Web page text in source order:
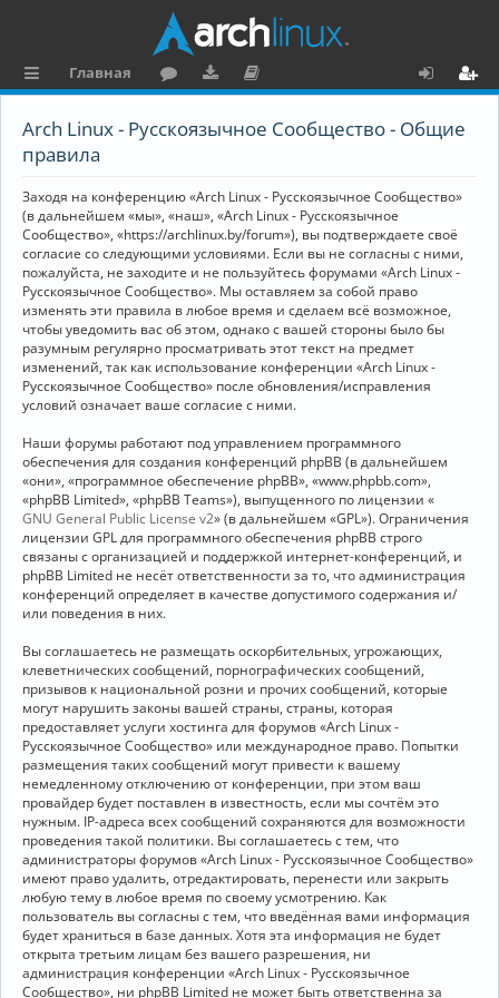
ы
к
и
Главная
ру
ру
и
ку
е
н
та
ц
и
я
о
Arch Linux - Русскоязычное Сообщество - Общие
правила
Заходя на конференцию «Arch Linux - Русскоязычное Сообщество»
(в дальнейшем «мы», «наш», «Arch Linux - Русскоязычное
Сообщество», «https://archlinux.by/forum»), вы подтверждаете своё
согласие со следующими условиями. Если вы не согласны с ними,
пожалуйста, не заходите и не пользуйтесь форумами «Arch Linux -
Русскоязычное Сообщество». Мы оставляем за собой право
изменять эти правила в любое время и сделаем всё возможное,
чтобы уведомить вас об этом, однако с вашей стороны было бы
разумным регулярно просматривать этот текст на предмет
изменений, так как использование конференции «Arch Linux -
Русскоязычное Сообщество» после обновления/исправления
условий означает ваше согласие с ними.
Наши форумы работают под управлением программного
обеспечения для создания конференций phpBB (в дальнейшем
«они», «программное обеспечение phpBB», «www.phpbb.com»,
«phpBB Limited», «phpBB Teams»), выпущенного по лицензии «
GNU General Public License v2» (в дальнейшем «GPL»). Ограничения
лицензии GPL для программного обеспечения phpBB строго
связаны с организацией и поддержкой интернет-конференций, и
phpBB Limited не несёт ответственности за то, что администрация
конференций определяет в качестве допустимого содержания и/
или поведения в них.
Вы соглашаетесь не размещать оскорбительных, угрожающих,
клеветнических сообщений, порнографических сообщений,
призывов к национальной розни и прочих сообщений, которые
могут нарушить законы вашей страны, страны, которая
предоставляет услуги хостинга для форумов «Arch Linux -
Русскоязычное Сообщество» или международное право. Попытки
размещения таких сообщений могут привести к вашему
немедленному отключению от конференции, при этом ваш
провайдер будет поставлен в известность, если мы сочтём это
нужным. IP-адреса всех сообщений сохраняются для возможности
проведения такой политики. Вы соглашаетесь с тем, что
администраторы форумов «Arch Linux - Русскоязычное Сообщество»
имеют право удалить, отредактировать, перенести или закрыть
любую тему в любое время по своему усмотрению. Как
пользователь вы согласны с тем, что введённая вами информация
будет храниться в базе данных. Хотя эта информация не будет
открыта третьим лицам без вашего разрешения, ни
администрация конференции «Arch Linux - Русскоязычное
Сообщество», ни phpBB Limited не может быть ответственна за